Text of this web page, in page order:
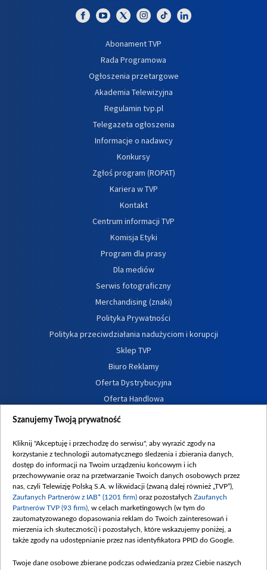
Abonament TVP
Rada Programowa
Ogłoszenia przetargowe
Akademia Telewizyjna
Regulamin tvp.pl
Telegazeta ogłoszenia
Informacje o nadawcy
Konkursy
Zgłoś program (ROPAT)
Kariera w TVP
Kontakt
Centrum informacji TVP
Komisja Etyki
Program dla prasy
Dla mediów
Serwis fotograficzny
Merchandising (znaki)
Polityka Prywatności
Polityka przeciwdziałania nadużyciom i korupcji
Sklep TVP
Biuro Reklamy
Oferta Dystrybucyjna
Oferta Handlowa
Dostępność
Procedura zgłoszeń wewnętrznych
Szanujemy Twoją prywatność
Kliknij "Akceptuję i przechodzę do serwisu", aby wyrazić zgody na
korzystanie z technologii automatycznego śledzenia i zbierania danych,
dostęp do informacji na Twoim urządzeniu końcowym i ich
przechowywanie oraz na przetwarzanie Twoich danych osobowych przez
nas, czyli Telewizję Polską S.A. w likwidacji (zwaną dalej również „TVP”),
Zaufanych Partnerów z IAB* (1201 firm) oraz pozostałych Zaufanych
Partnerów TVP (93 firm) , w celach marketingowych (w tym do
zautomatyzowanego dopasowania reklam do Twoich zainteresowań i
mierzenia ich skuteczności) i pozostałych, które wskazujemy poniżej, a
także zgody na udostępnianie przez nas identyfikatora PPID do Google.
Twoje dane osobowe zbierane podczas odwiedzania przez Ciebie naszych